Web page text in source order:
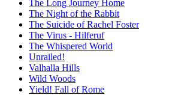
The Long Journey Home
The Night of the Rabbit
The Suicide of Rachel Foster
The Virus - Hilferuf
The Whispered World
Unrailed!
Valhalla Hills
Wild Woods
Yield! Fall of Rome